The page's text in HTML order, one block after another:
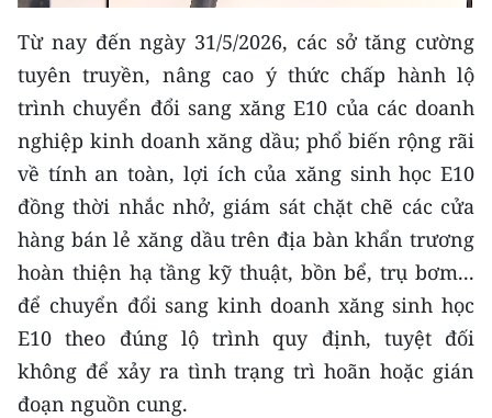
KIỂM CHỨNG THÔNG TIN
TRI THỨC CHUYÊN SÂU
54 DÂN TỘC VIỆT NAM
CHƯƠNG TRÌNH OCOP - MỖI XÃ
MỘT SẢN PHẨM
RADIO
MEDIA CENTER
Từ nay đến ngày 31/5/2026, các sở tăng cường
tuyên truyền, nâng cao ý thức chấp hành lộ
trình chuyển đổi sang xăng E10 của các doanh
nghiệp kinh doanh xăng dầu; phổ biến rộng rãi
về tính an toàn, lợi ích của xăng sinh học E10
đồng thời nhắc nhở, giám sát chặt chẽ các cửa
hàng bán lẻ xăng dầu trên địa bàn khẩn trương
hoàn thiện hạ tầng kỹ thuật, bồn bể, trụ bơm...
để chuyển đổi sang kinh doanh xăng sinh học
E10 theo đúng lộ trình quy định, tuyệt đối
không để xảy ra tình trạng trì hoãn hoặc gián
đoạn nguồn cung.